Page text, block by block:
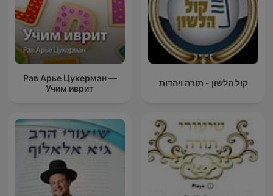
קול הלשון - תורה ויהדות
Рав Арье Цукерман —
Учим иврит